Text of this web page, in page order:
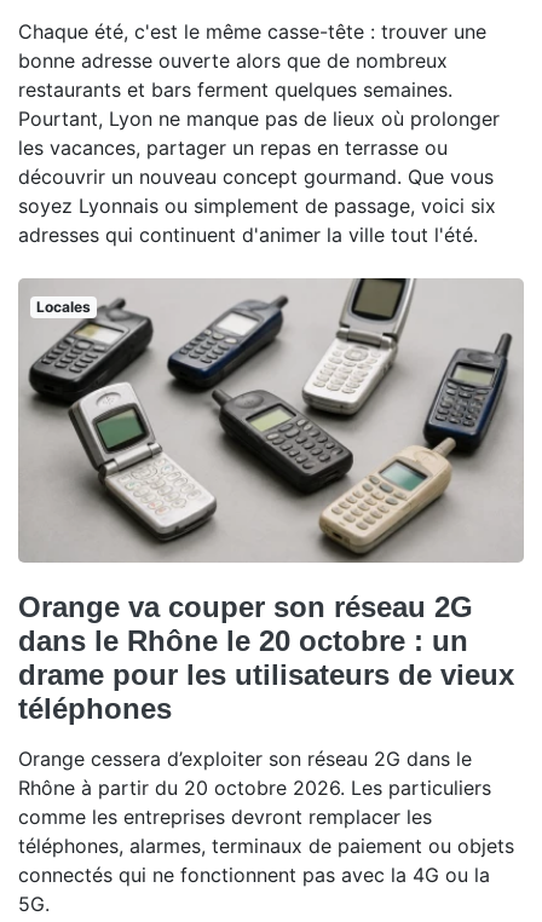
Chaque été, c'est le même casse-tête : trouver une
bonne adresse ouverte alors que de nombreux
restaurants et bars ferment quelques semaines.
Pourtant, Lyon ne manque pas de lieux où prolonger
les vacances, partager un repas en terrasse ou
découvrir un nouveau concept gourmand. Que vous
soyez Lyonnais ou simplement de passage, voici six
adresses qui continuent d'animer la ville tout l'été.
Locales
Orange va couper son réseau 2G
dans le Rhône le 20 octobre : un
drame pour les utilisateurs de vieux
téléphones
Orange cessera d’exploiter son réseau 2G dans le
Rhône à partir du 20 octobre 2026. Les particuliers
comme les entreprises devront remplacer les
téléphones, alarmes, terminaux de paiement ou objets
connectés qui ne fonctionnent pas avec la 4G ou la
5G.